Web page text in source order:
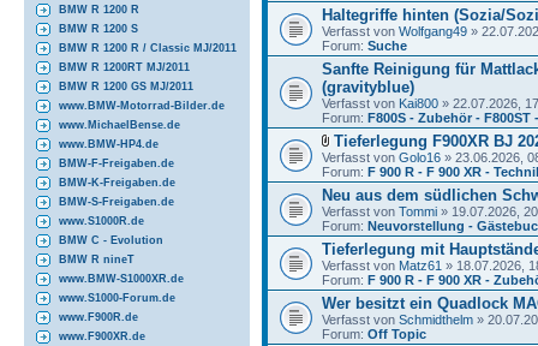
BMW R 1200 R
BMW R 1200 S
BMW R 1200 R / Classic MJ/2011
BMW R 1200RT MJ/2011
BMW R 1200 GS MJ/2011
www.BMW-Motorrad-Bilder.de
www.MichaelBense.de
www.BMW-HP4.de
BMW-F-Freigaben.de
BMW-K-Freigaben.de
BMW-S-Freigaben.de
www.S1000R.de
BMW C - Evolution
BMW R nineT
www.BMW-S1000XR.de
www.S1000-Forum.de
www.F900R.de
www.F900XR.de
Haltegriffe hinten (Sozia/
Verfasst von Wolfgang49 »
Forum: Suche
Sanfte Reinigung für
(gravityblue)
Verfasst von Kai800 » 22.07.2026,
Forum: F800S - Zubehör - F800ST
Tieferlegung F900XR BJ
Verfasst von Golo16 » 23.06.2026,
Forum: F 900 R - F 900 XR -
Neu aus dem südlichen
Verfasst von Tommi » 19.07.2026,
Forum: Neuvorstellung -
Tieferlegung mit
Verfasst von Matz61 » 18.07.2026,
Forum: F 900 R - F 900 XR -
Wer besitzt ein Quadlock
Verfasst von Schmidthelm »
Forum: Off Topic